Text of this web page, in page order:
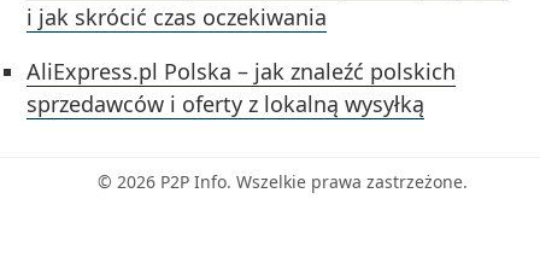
i jak skrócić czas oczekiwania
AliExpress.pl Polska – jak znaleźć polskich
sprzedawców i oferty z lokalną wysyłką
© 2026 P2P Info. Wszelkie prawa zastrzeżone.